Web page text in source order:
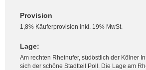
Provision
1,8% Käuferprovision inkl. 19% MwSt.
Lage:
Am rechten Rheinufer, südöstlich der Kölner
sich der schöne Stadtteil Poll. Die Lage am